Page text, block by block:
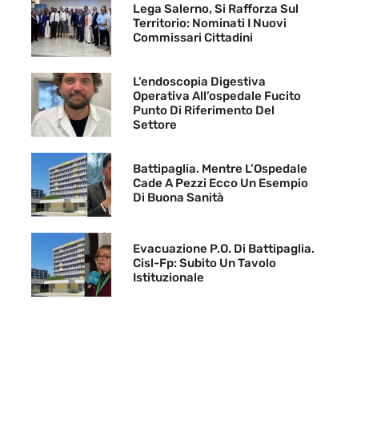
Lega Salerno, Si Rafforza Sul
Territorio: Nominati I Nuovi
Commissari Cittadini
L’endoscopia Digestiva
Operativa All’ospedale Fucito
Punto Di Riferimento Del
Settore
Battipaglia. Mentre L’Ospedale
Cade A Pezzi Ecco Un Esempio
Di Buona Sanità
Evacuazione P.O. Di Battipaglia.
Cisl-Fp: Subito Un Tavolo
Istituzionale